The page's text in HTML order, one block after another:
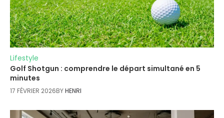
Lifestyle
Golf Shotgun : comprendre le départ simultané en 5
minutes
17 FÉVRIER 2026BYHENRI